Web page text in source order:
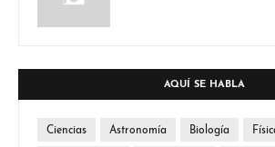
AQUÍ SE HABLA
Ciencias Astronomía Biología